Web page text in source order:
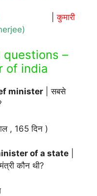
|कुमारी
–
of india
minister | सबसे
, 165 दिन )
of a state
कौन थी?